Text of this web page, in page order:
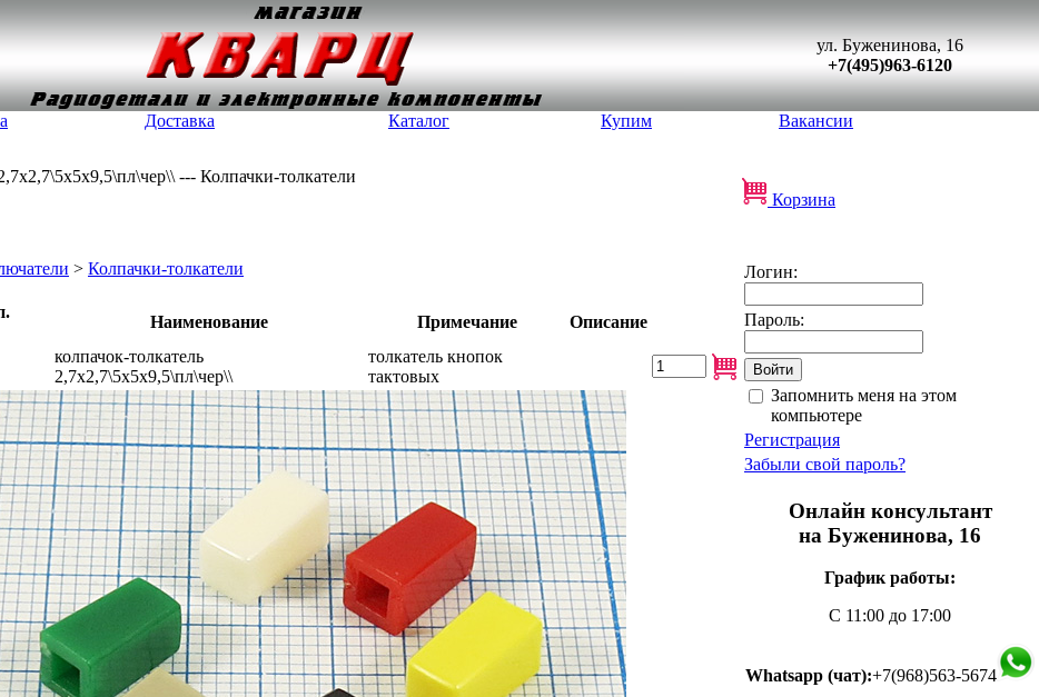
ул. Буженинова, 16
+7(495)963-6120
Доставка Каталог Купим Вакансии
--- Колпачки-толкатели
Корзина
> Колпачки-толкатели
Наименование Примечание Описание
колпачок-толкатель
2,7x2,7\5x5x9,5\пл\чер\\
толкатель кнопок
тактовых
Логин:
Пароль:
Запомнить меня на этом
компьютере
Регистрация
Забыли свой пароль?
Онлайн консультант
на Буженинова, 16
График работы:
С 11:00 до 17:00
Whatsapp (чат):+7(968)563-5674